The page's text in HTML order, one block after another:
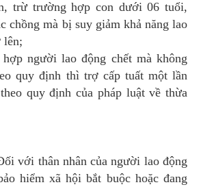
trừ trường hợp con dưới 06 tuổi,
chồng mà bị suy giảm khả năng lao
lên;
người lao động chết mà không
quy định thì trợ cấp tuất một lần
quy định của pháp luật về thừa
với thân nhân của người lao động
hiểm xã hội bắt buộc hoặc đang
vụ mua*
Chính sách bảo vệ dữ liệu cá
Chính sách bảo vệ dữ